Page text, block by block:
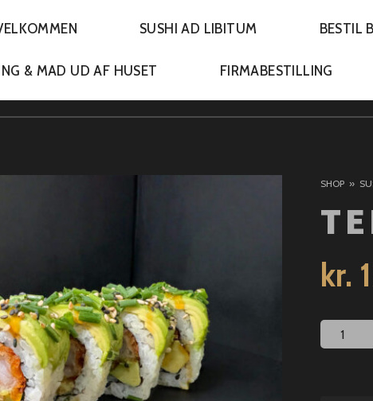
SUSHI AD LIBITUM BESTIL
& MAD UD AF HUSET FIRMABESTILLING
SHOP
kr.
Tempura
Green